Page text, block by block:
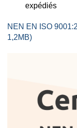
expédiés
NEN EN ISO
1,2MB)